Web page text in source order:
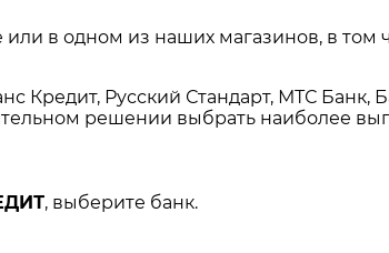
в одном из наших магазинов, в том
Кредит, Русский Стандарт, МТС
решении выбрать наиболее
, выберите банк.